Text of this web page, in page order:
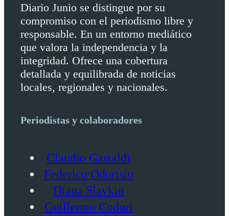
Diario Junio se distingue por su
compromiso con el periodismo libre y
responsable. En un entorno mediático
que valora la independencia y la
integridad. Ofrece una cobertura
detallada y equilibrada de noticias
locales, regionales y nacionales.
Periodistas y colaboradores
Claudio Gastaldi
Federico Odorisio
Diana Slavkin
Guillermo Coduri